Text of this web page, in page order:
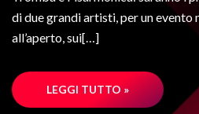
di due grandi artisti, per un
all’aperto, sui[…]
LEGGI TUTTO »